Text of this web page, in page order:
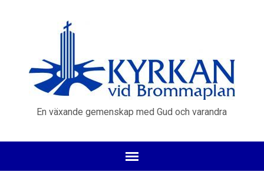
En växande gemenskap med Gud och varandra